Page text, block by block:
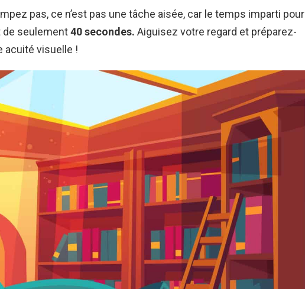
pas, ce n’est pas une tâche aisée, car le temps imparti pour
de seulement40 secondes. Aiguisez votre regard et préparez-
acuité visuelle !